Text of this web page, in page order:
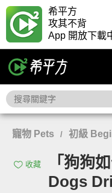
希平方
攻其不背
App 開放下載
寵物 Pets / 初級
收藏
「狗狗
Dogs